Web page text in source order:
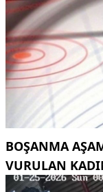
BOŞANMA
VURULAN